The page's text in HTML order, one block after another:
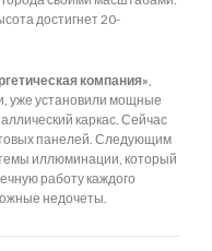
достигнет 20-
компания»
уже установили мощные
каркас. Сейчас
панелей. Следующим
иллюминации, который
работу каждого
недочеты.